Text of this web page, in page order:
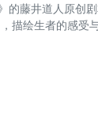
的藤井道人原创
描绘生者的感受